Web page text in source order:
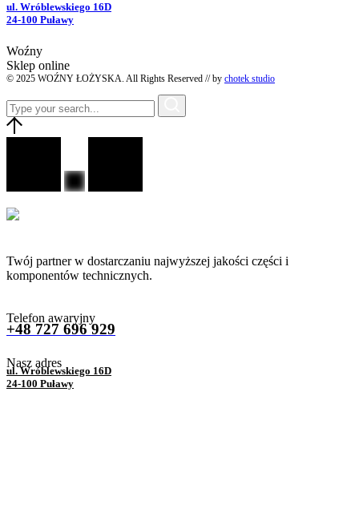
ul. Wróblewskiego 16D
24-100 Puławy
Woźny
Sklep online
© 2025 WOŹNY ŁOŻYSKA. All Rights Reserved // by chotek studio
Twój partner w dostarczaniu najwyższej jakości części i
komponentów technicznych.
Telefon awaryjny
+48 727 696 929
Nasz adres
ul. Wróblewskiego 16D
24-100 Puławy